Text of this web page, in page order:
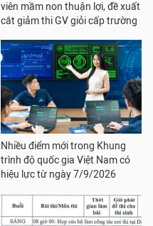
viên mầm non thuận lợi, đề xuất
cắt giảm thi GV giỏi cấp trường
Nhiều điểm mới trong Khung
trình độ quốc gia Việt Nam có
hiệu lực từ ngày 7/9/2026